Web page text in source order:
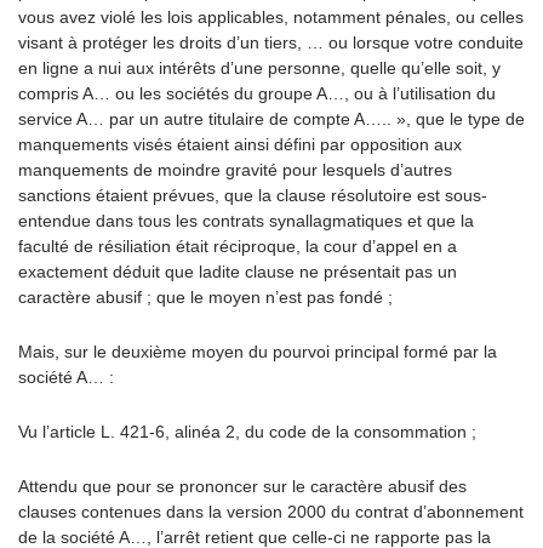
vous avez violé les lois applicables, notamment pénales, ou celles
visant à protéger les droits d’un tiers, … ou lorsque votre conduite
en ligne a nui aux intérêts d’une personne, quelle qu’elle soit, y
compris A… ou les sociétés du groupe A…, ou à l’utilisation du
service A… par un autre titulaire de compte A….. », que le type de
manquements visés étaient ainsi défini par opposition aux
manquements de moindre gravité pour lesquels d’autres
sanctions étaient prévues, que la clause résolutoire est sous-
entendue dans tous les contrats synallagmatiques et que la
faculté de résiliation était réciproque, la cour d’appel en a
exactement déduit que ladite clause ne présentait pas un
caractère abusif ; que le moyen n’est pas fondé ;
Mais, sur le deuxième moyen du pourvoi principal formé par la
société A… :
Vu l’article L. 421-6, alinéa 2, du code de la consommation ;
Attendu que pour se prononcer sur le caractère abusif des
clauses contenues dans la version 2000 du contrat d’abonnement
de la société A…, l’arrêt retient que celle-ci ne rapporte pas la